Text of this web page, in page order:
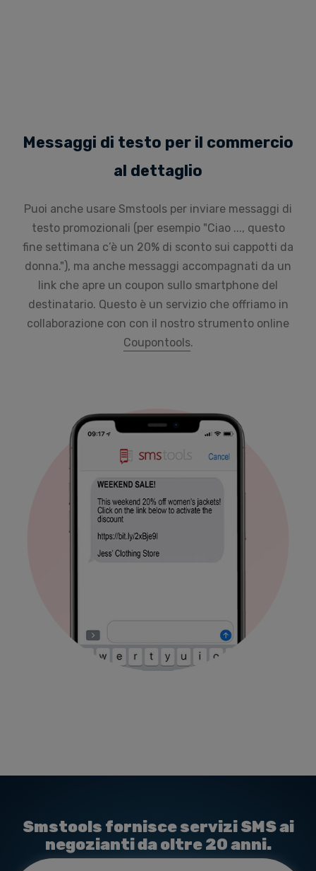
Messaggi di testo per il commercio
al dettaglio
Puoi anche usare Smstools per inviare messaggi di
testo promozionali (per esempio "Ciao ..., questo
fine settimana c’è un 20% di sconto sui cappotti da
donna."), ma anche messaggi accompagnati da un
link che apre un coupon sullo smartphone del
destinatario. Questo è un servizio che offriamo in
collaborazione con con il nostro strumento online
Coupontools.
Smstools fornisce servizi SMS ai
negozianti da oltre 20 anni.